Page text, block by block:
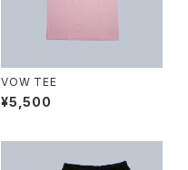
VOW TEE
¥5,500